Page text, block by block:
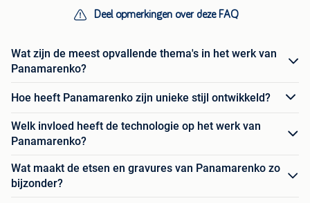
Deel opmerkingen over deze FAQ
Wat zijn de meest opvallende thema's in het werk van
Panamarenko?
Hoe heeft Panamarenko zijn unieke stijl ontwikkeld?
Welk invloed heeft de technologie op het werk van
Panamarenko?
Wat maakt de etsen en gravures van Panamarenko zo
bijzonder?